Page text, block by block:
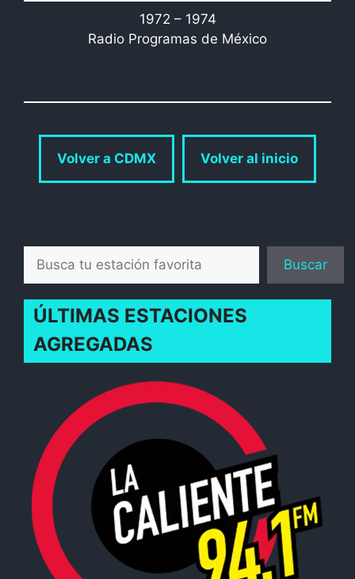
1972 – 1974
Radio Programas de México
Volver a CDMX Volver al inicio
Buscar
ÚLTIMAS ESTACIONES
AGREGADAS